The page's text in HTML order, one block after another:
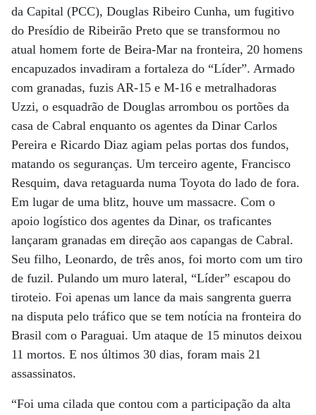
da Capital (PCC), Douglas Ribeiro Cunha, um fugitivo
do Presídio de Ribeirão Preto que se transformou no
atual homem forte de Beira-Mar na fronteira, 20 homens
encapuzados invadiram a fortaleza do “Líder”. Armado
com granadas, fuzis AR-15 e M-16 e metralhadoras
Uzzi, o esquadrão de Douglas arrombou os portões da
casa de Cabral enquanto os agentes da Dinar Carlos
Pereira e Ricardo Diaz agiam pelas portas dos fundos,
matando os seguranças. Um terceiro agente, Francisco
Resquim, dava retaguarda numa Toyota do lado de fora.
Em lugar de uma blitz, houve um massacre. Com o
apoio logístico dos agentes da Dinar, os traficantes
lançaram granadas em direção aos capangas de Cabral.
Seu filho, Leonardo, de três anos, foi morto com um tiro
de fuzil. Pulando um muro lateral, “Líder” escapou do
tiroteio. Foi apenas um lance da mais sangrenta guerra
na disputa pelo tráfico que se tem notícia na fronteira do
Brasil com o Paraguai. Um ataque de 15 minutos deixou
11 mortos. E nos últimos 30 dias, foram mais 21
assassinatos.
“Foi uma cilada que contou com a participação da alta